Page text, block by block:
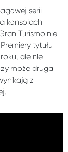
serii
konsolach
Turismo nie
tytułu
ale nie
może druga
z